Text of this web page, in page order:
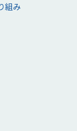
組み